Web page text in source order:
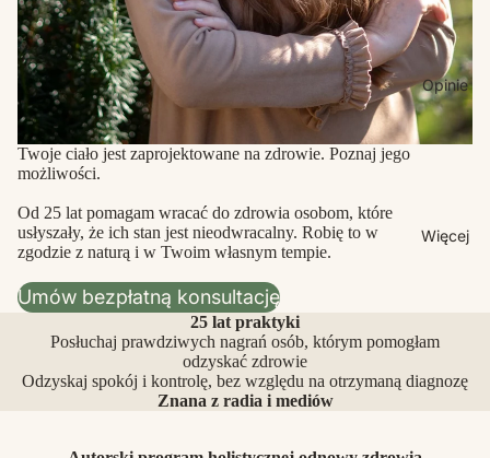
Opinie
Więcej
Twoje ciało jest zaprojektowane na zdrowie. Poznaj jego
możliwości.
Od 25 lat pomagam wracać do zdrowia osobom, które
usłyszały, że ich stan jest nieodwracalny. Robię to w
zgodzie z naturą i w Twoim własnym tempie.
Umów bezpłatną konsultację
25 lat praktyki
Posłuchaj prawdziwych nagrań osób, którym pomogłam
odzyskać zdrowie
Odzyskaj spokój i kontrolę, bez względu na otrzymaną diagnozę
Znana z radia i mediów